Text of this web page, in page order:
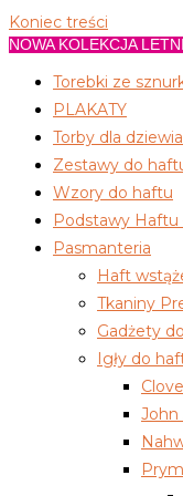
Koniec treści
NOWA KOLEKCJA
Torebki ze
PLAKATY
Torby dla
Zestawy do
Wzory do haftu
Podstawy Haftu
Pasmanteria
Haft
Tkaniny
Gadżety
Igły do
John
Prym